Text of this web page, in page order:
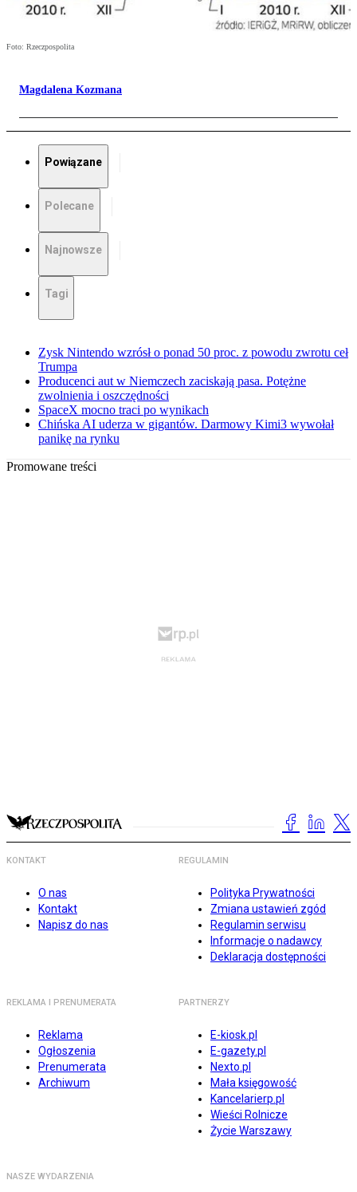
Foto: Rzeczpospolita
Magdalena Kozmana
Powiązane
Polecane
Najnowsze
Tagi
Zysk Nintendo wzrósł o ponad 50 proc. z powodu zwrotu ceł
Trumpa
Producenci aut w Niemczech zaciskają pasa. Potężne
zwolnienia i oszczędności
SpaceX mocno traci po wynikach
Chińska AI uderza w gigantów. Darmowy Kimi3 wywołał
panikę na rynku
Promowane treści
KONTAKT
O nas
Kontakt
Napisz do nas
REGULAMIN
Polityka Prywatności
Zmiana ustawień zgód
Regulamin serwisu
Informacje o nadawcy
Deklaracja dostępności
REKLAMA I PRENUMERATA
Reklama
Ogłoszenia
Prenumerata
Archiwum
PARTNERZY
E-kiosk.pl
E-gazety.pl
Nexto.pl
Mała księgowość
Kancelarierp.pl
Wieści Rolnicze
Życie Warszawy
NASZE WYDARZENIA